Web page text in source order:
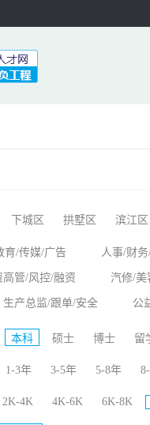
下城区 拱墅区 滨江区
育/传媒/广告 人事/财
高管/风控/融资 汽修/美
生产总监/跟单/安全 公
本科 硕士 博士 留
1-3年 3-5年 5-8年
2K-4K 4K-6K 6K-8K